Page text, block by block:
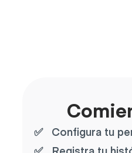
Configura tu